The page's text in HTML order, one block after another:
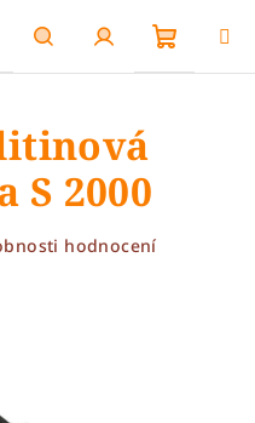
HledatPřihlášení
S 2000
hodnocení